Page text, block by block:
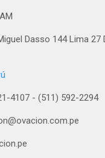
Dasso 144 Lima 27
4107 - (511) 592-2294